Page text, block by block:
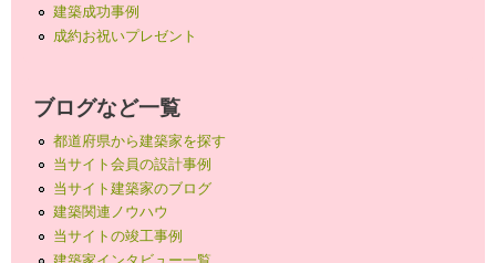
建築成功事例
成約お祝いプレゼント
ブログなど一覧
都道府県から建築家を探す
当サイト会員の設計事例
当サイト建築家のブログ
建築関連ノウハウ
当サイトの竣工事例